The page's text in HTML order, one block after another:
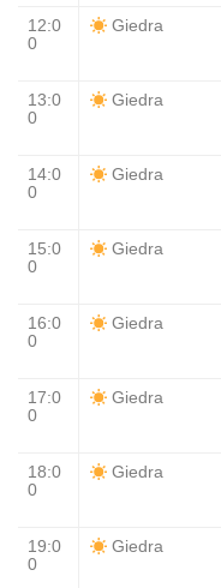
12:0
0
Giedra
13:0
0
Giedra
14:0
0
Giedra
15:0
0
Giedra
16:0
0
Giedra
17:0
0
Giedra
18:0
0
Giedra
19:0
0
Giedra